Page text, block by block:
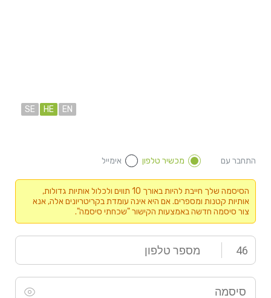
EN
HE
SE
התחבר עם מכשיר טלפון אימייל
הסיסמה שלך חייבת להיות באורך 10 תווים ולכלול אותיות גדולות,
אותיות קטנות ומספרים. אם היא אינה עומדת בקריטריונים אלה, אנא
צור סיסמה חדשה באמצעות הקישור "שכחתי סיסמה".